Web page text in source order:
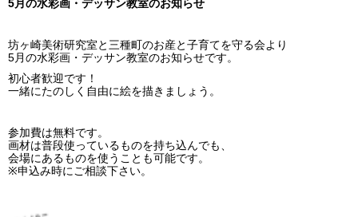
5月の水彩画・デッサン教室のお知らせ
坊ヶ崎美術研究室と三種町のお産と子育てを守る会より
5月の水彩画・デッサン教室のお知らせです。
初心者歓迎です！
一緒にたのしく自由に絵を描きましょう。
参加費は無料です。
画材は普段使っているものを持ち込んでも、
会場にあるものを使うことも可能です。
※申込み時にご相談下さい。